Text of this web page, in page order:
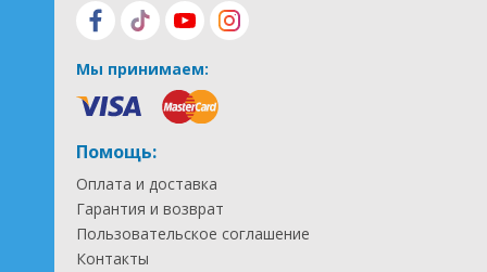
Мы принимаем:
Помощь:
Оплата и доставка
Гарантия и возврат
Пользовательское соглашение
Контакты